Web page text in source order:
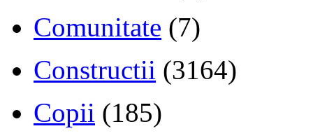
Comunitate (7)
Constructii (3164)
Copii (185)